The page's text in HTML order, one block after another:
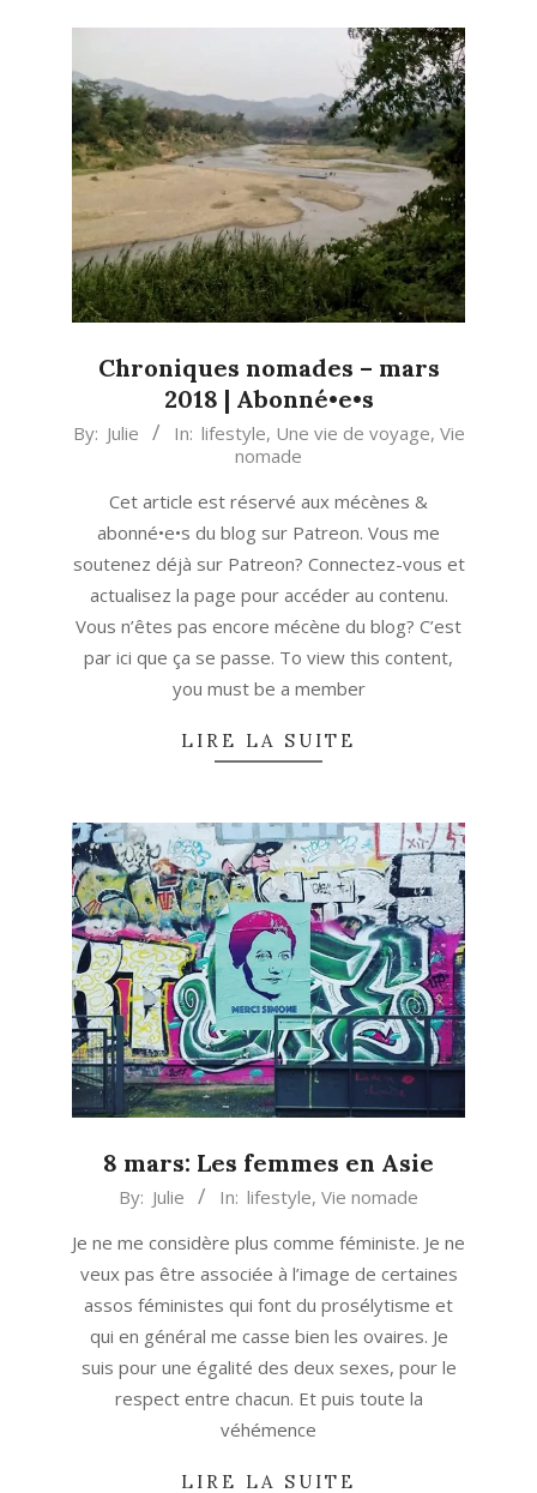
Chroniques nomades – mars
2018 | Abonné•e•s
2018-
By: Julie In: lifestyle, Une vie de voyage, Vie
nomade
Cet article est réservé aux mécènes &
abonné•e•s du blog sur Patreon. Vous me
soutenez déjà sur Patreon? Connectez-vous et
actualisez la page pour accéder au contenu.
Vous n’êtes pas encore mécène du blog? C’est
par ici que ça se passe. To view this content,
you must be a member
LIRE LA SUITE
8 mars: Les femmes en Asie
2018-
07
By: Julie In: lifestyle, Vie nomade
Je ne me considère plus comme féministe. Je ne
veux pas être associée à l’image de certaines
assos féministes qui font du prosélytisme et
qui en général me casse bien les ovaires. Je
suis pour une égalité des deux sexes, pour le
respect entre chacun. Et puis toute la
véhémence
LIRE LA SUITE